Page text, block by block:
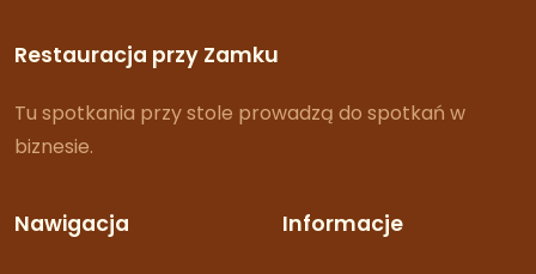
Restauracja przy Zamku
Tu spotkania przy stole prowadzą do spotkań w
biznesie.
Nawigacja Informacje